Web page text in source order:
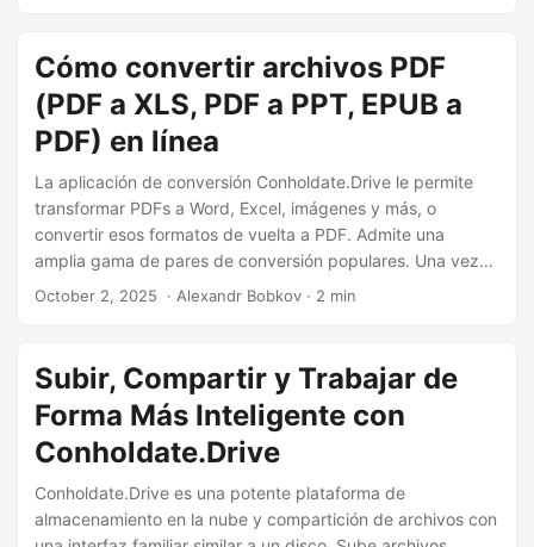
Cómo convertir archivos PDF
(PDF a XLS, PDF a PPT, EPUB a
PDF) en línea
La aplicación de conversión Conholdate.Drive le permite
transformar PDFs a Word, Excel, imágenes y más, o
convertir esos formatos de vuelta a PDF. Admite una
amplia gama de pares de conversión populares. Una vez
procesado, su archivo convertido estará listo para
October 2, 2025 ‎ · Alexandr Bobkov · 2 min
Subir, Compartir y Trabajar de
Forma Más Inteligente con
Conholdate.Drive
Conholdate.Drive es una potente plataforma de
almacenamiento en la nube y compartición de archivos con